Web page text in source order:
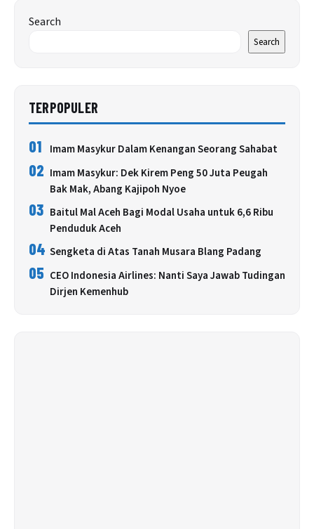
Search
Search
TERPOPULER
01 Imam Masykur Dalam Kenangan Seorang Sahabat
02 Imam Masykur: Dek Kirem Peng 50 Juta Peugah
Bak Mak, Abang Kajipoh Nyoe
03 Baitul Mal Aceh Bagi Modal Usaha untuk 6,6 Ribu
Penduduk Aceh
04 Sengketa di Atas Tanah Musara Blang Padang
05 CEO Indonesia Airlines: Nanti Saya Jawab Tudingan
Dirjen Kemenhub